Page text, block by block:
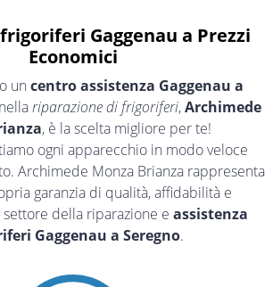
Gaggenau a Prezzi
Economici
un centro assistenza Gaggenau a
riparazione di frigoriferi,Archimede
, è la scelta migliore per te!
ogni apparecchio in modo veloce
Archimede Monza Brianza rappresenta
garanzia di qualità, affidabilità e
della riparazione e assistenza
Gaggenau a Seregno.